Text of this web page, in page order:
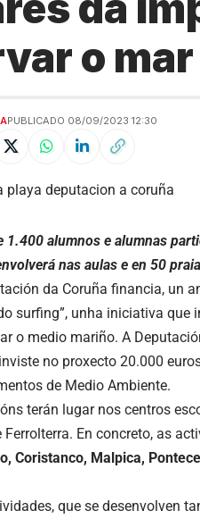
o
PUBLICADO 08/09/2023 12:30
1.400 alumnos e alumnas
nas aulas e en 50
da Coruña financia, un
surfing”, unha iniciativa
o medio mariño. A
no proxecto 20.000
de Medio Ambiente.
terán lugar nos centros
Ferrolterra. En concreto, as
Coristanco, Malpica,
que se desenvolven